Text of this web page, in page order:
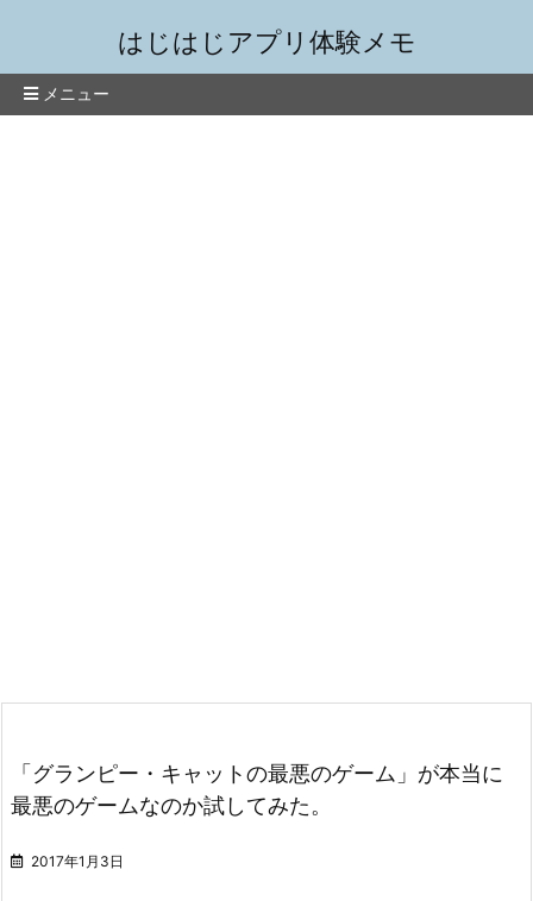
はじはじアプリ体験メモ
メニュー
「グランピー・キャットの最悪のゲーム」が本当に
最悪のゲームなのか試してみた。
2017年1月3日